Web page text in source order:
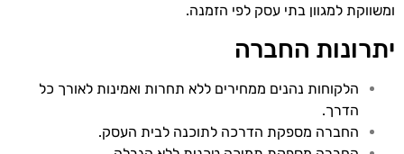
ומשווקת למגוון בתי עסק לפי הזמנה.
יתרונות החברה
הלקוחות נהנים ממחירים ללא תחרות ואמינות לאורך כל
הדרך.
החברה מספקת הדרכה לתוכנה לבית העסק.